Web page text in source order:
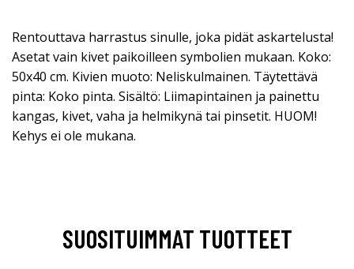
Rentouttava harrastus sinulle, joka pidät askartelusta!
Asetat vain kivet paikoilleen symbolien mukaan. Koko:
50x40 cm. Kivien muoto: Neliskulmainen. Täytettävä
pinta: Koko pinta. Sisältö: Liimapintainen ja painettu
kangas, kivet, vaha ja helmikynä tai pinsetit. HUOM!
Kehys ei ole mukana.
SUOSITUIMMAT TUOTTEET